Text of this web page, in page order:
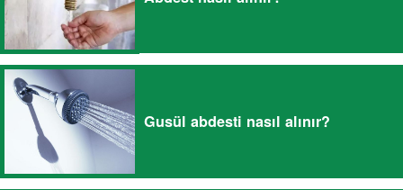
Gusül abdesti nasıl alınır?